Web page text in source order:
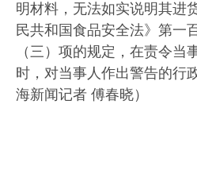
明材料，无法如实说明其进
民共和国食品安全法》第一
（三）项的规定，在责令当
时，对当事人作出警告的行
海新闻记者 傅春晓）